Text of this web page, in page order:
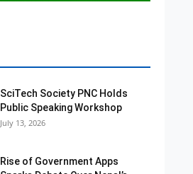
SciTech Society PNC Holds
Public Speaking Workshop
July 13, 2026
Rise of Government Apps